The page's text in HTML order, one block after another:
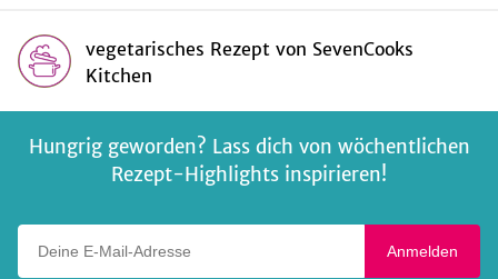
vegetarisches Rezept von SevenCooks
Kitchen
Hungrig geworden? Lass dich von wöchentlichen
Rezept-Highlights inspirieren!
Anmelden